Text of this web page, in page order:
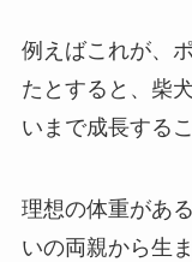
例えばこれが、
たとすると、柴
いまで成長する
理想の体重があ
いの両親から生